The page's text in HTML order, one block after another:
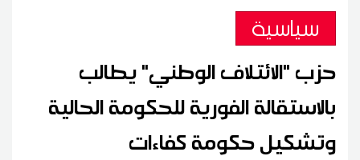
سياسية
حزب "الائتلاف الوطني" يطالب
بالاستقالة الفورية للحكومة الحالية
وتشكيل حكومة كفاءات